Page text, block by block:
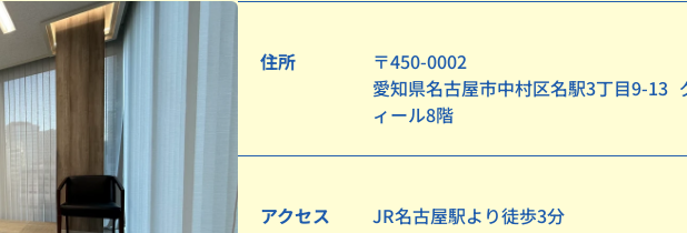
住所
〒450-0002
愛知県名古屋市中村区名駅3丁目9-13
ィール8階
アクセス JR名古屋駅より徒歩3分